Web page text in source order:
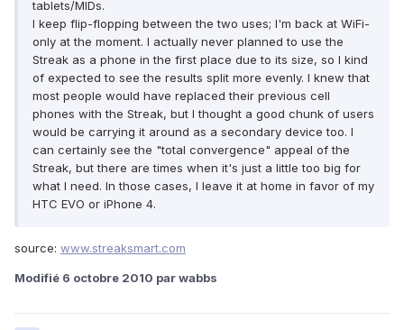
tablets/MIDs.
I keep flip-flopping between the two uses; I'm back at WiFi-
only at the moment. I actually never planned to use the
Streak as a phone in the first place due to its size, so I kind
of expected to see the results split more evenly. I knew that
most people would have replaced their previous cell
phones with the Streak, but I thought a good chunk of users
would be carrying it around as a secondary device too. I
can certainly see the "total convergence" appeal of the
Streak, but there are times when it's just a little too big for
what I need. In those cases, I leave it at home in favor of my
HTC EVO or iPhone 4.
source: www.streaksmart.com
Modifié 6 octobre 2010 par wabbs